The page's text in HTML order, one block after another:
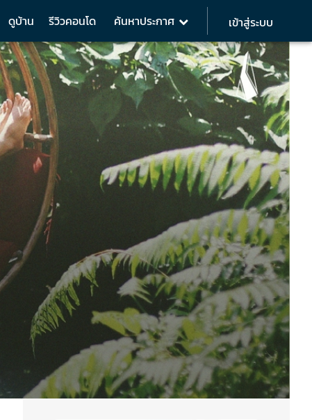
ดูบ้าน รีวิวคอนโด ค้นหาประกาศ เข้าสู่ระบบ